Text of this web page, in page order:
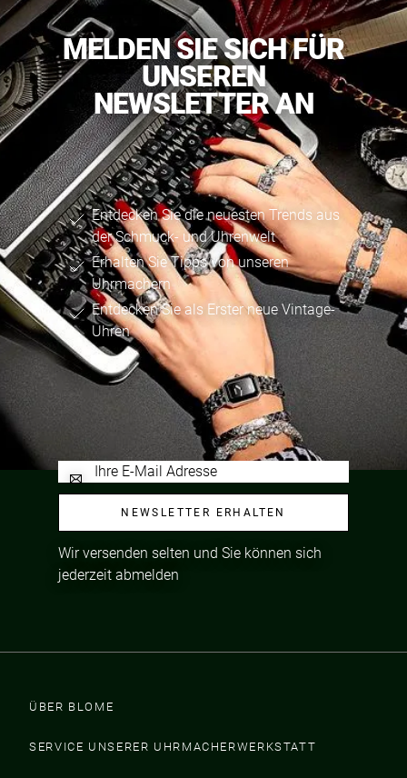
MELDEN SIE SICH FÜR
UNSEREN
NEWSLETTER AN
Entdecken Sie die neuesten Trends aus
der Schmuck- und Uhrenwelt
Erhalten Sie Tipps von unseren
Uhrmachern
Entdecken Sie als Erster neue Vintage-
Uhren
NEWSLETTER ERHALTEN
Wir versenden selten und Sie können sich
jederzeit abmelden
ÜBER BLOME
SERVICE UNSERER UHRMACHERWERKSTATT